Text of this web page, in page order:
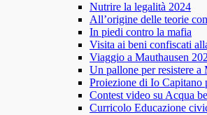
Nutrire la legalità 2024
All’origine delle teorie
In piedi contro la mafia
Visita ai beni confiscati
Viaggio a Mauthausen
Un pallone per resistere a
Proiezione di Io Capitano
Contest video su Acqua
Curricolo Educazione